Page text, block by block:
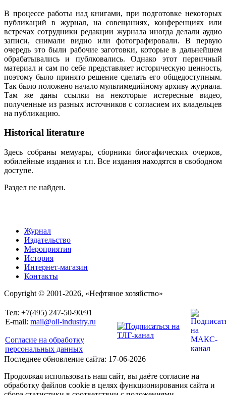
В процессе работы над книгами, при подготовке некоторых
публикаций в журнал, на совещаниях, конференциях или
встречах сотрудники редакции журнала иногда делали аудио
записи, снимали видио или фотографировали. В первую
очередь это были рабочие заготовки, которые в дальнейшем
обрабатывались и публковались. Однако этот первичный
материал и сам по себе представляет историческую ценность,
поэтому было принято решение сделать его общедоступным.
Так было положено начало мультимедийному архиву журнала.
Там же даны ссылки на некоторые истересные видео,
полученные из разных источников с согласием их владельцев
на публикацию.
Historical literature
Здесь собраны мемуары, сборники биогафических очерков,
юбилейные издания и т.п. Все издания находятся в свободном
доступе.
Раздел не найден.
Журнал
Издательство
Мероприятия
История
Интернет-магазин
Контакты
Copyright © 2001-2026, «Нефтяное хозяйство»
Тел: +7(495) 247-50-90/91
E-mail: mail@oil-industry.ru
Согласие на обработку
персональных данных
Последнее обновление сайта: 17-06-2026
Продолжая использовать наш сайт, вы даёте согласие на
обработку файлов cookie в целях функционирования сайта и